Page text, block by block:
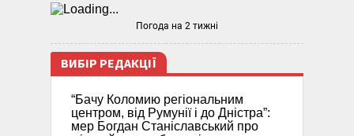
Погода на 2 тижні
ВИБІР РЕДАКЦІЇ
“Бачу Коломию регіональним
центром, від Румунії і до Дністра”:
мер Богдан Станіславський про